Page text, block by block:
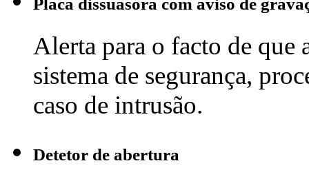
Alerta para o facto de que
sistema de segurança,
caso de intrusão.
Detetor de abertura